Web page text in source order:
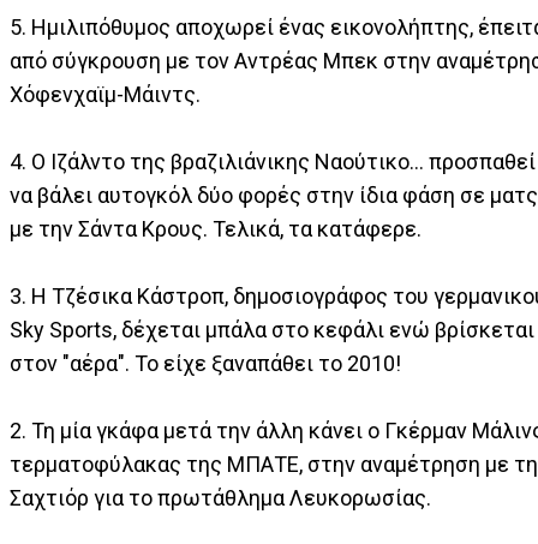
5. Ημιλιπόθυμος αποχωρεί ένας εικονολήπτης,
από σύγκρουση με τον Αντρέας Μπεκ στην
Χόφενχαϊμ-Μάιντς.
4. Ο Ιζάλντο της βραζιλιάνικης Ναούτικο... προσπαθεί
να βάλει αυτογκόλ δύο φορές στην ίδια φάση σε ματς
με την Σάντα Κρους. Τελικά, τα κατάφερε.
3. Η Τζέσικα Κάστροπ, δημοσιογράφος του
Sky Sports, δέχεται μπάλα στο κεφάλι ενώ βρίσκεται
στον "αέρα". Το είχε ξαναπάθει το 2010!
2. Τη μία γκάφα μετά την άλλη κάνει ο Γκέρμαν
τερματοφύλακας της ΜΠΑΤΕ, στην αναμέτρηση με
Σαχτιόρ για το πρωτάθλημα Λευκορωσίας.